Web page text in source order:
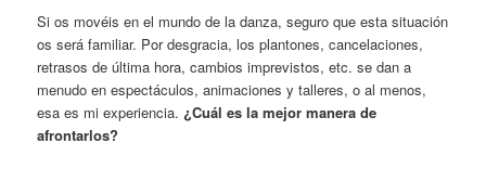
Si os movéis en el mundo de la danza, seguro que esta situación
os será familiar. Por desgracia, los plantones, cancelaciones,
retrasos de última hora, cambios imprevistos, etc. se dan a
menudo en espectáculos, animaciones y talleres, o al menos,
esa es mi experiencia.¿Cuál es la mejor manera de
afrontarlos?